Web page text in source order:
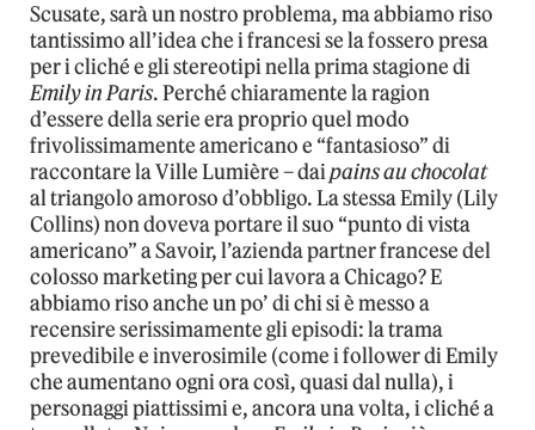
Scusate, sarà un nostro problema, ma abbiamo riso
tantissimo all’idea che i francesi se la fossero presa
per i cliché e gli stereotipi nella prima stagione di
Emily in Paris. Perché chiaramente la ragion
d’essere della serie era proprio quel modo
frivolissimamente americano e “fantasioso” di
raccontare la Ville Lumière – daipains au chocolat
al triangolo amoroso d’obbligo. La stessa Emily (Lily
Collins) non doveva portare il suo “punto di vista
americano” a Savoir, l’azienda partner francese del
colosso marketing per cui lavora a Chicago? E
abbiamo riso anche un po’ di chi si è messo a
recensire serissimamente gli episodi: la trama
prevedibile e inverosimile (come i follower di Emily
che aumentano ogni ora così, quasi dal nulla), i
personaggi piattissimi e, ancora una volta, i cliché a